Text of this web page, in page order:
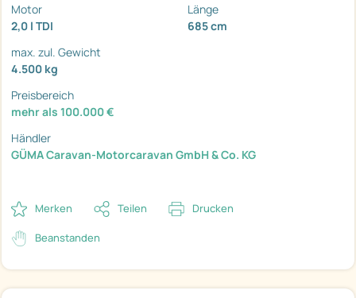
Motor
2,0 l TDI
Länge
685 cm
max. zul. Gewicht
4.500 kg
Preisbereich
mehr als 100.000 €
Händler
GÜMA Caravan-Motorcaravan GmbH & Co. KG
Merken Teilen Drucken
Beanstanden